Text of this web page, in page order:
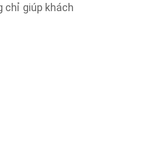
chỉ giúp khách